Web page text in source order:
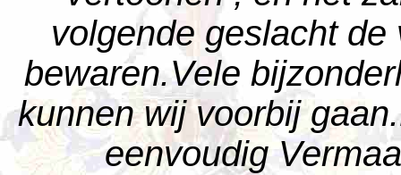
volgende geslacht
bewaren.Vele
kunnen wij voorbij
eenvoudig